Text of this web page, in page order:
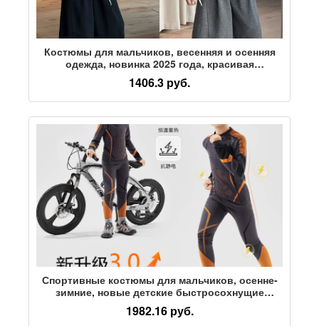
Костюмы для мальчиков, весенняя и осенняя
одежда, новинка 2025 года, красивая
повседневная спортивная одежда для
мальчиков, детская одежда, осенние свитера,
модные и крутые
1406.3 руб.
Спортивные костюмы для мальчиков, осенне-
зимние, новые детские быстросохнущие
костюмы для лыжных тренировок, теплая
баскетбольная форма для больших детей,
1982.16 руб.